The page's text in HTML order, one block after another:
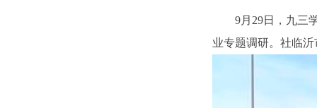
9月29日，九三
业专题调研。社临